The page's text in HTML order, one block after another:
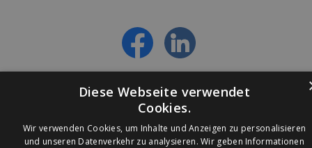
Diese Webseite verwendet
Cookies.
Wir verwenden Cookies, um Inhalte und Anzeigen zu personalisieren
und unseren Datenverkehr zu analysieren. Wir geben Informationen